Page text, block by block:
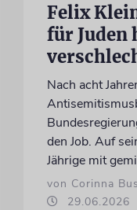
Felix
für Juden
Nach acht
den Job. Auf
Jährige mit
von Corinna
29.06.2026